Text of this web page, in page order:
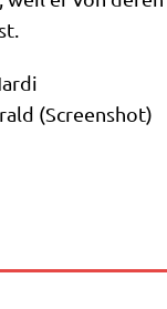
(Screen­shot)